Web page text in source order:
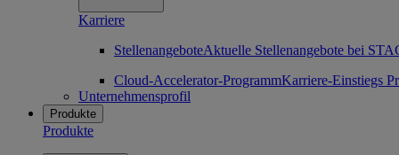
Karriere
StellenangeboteAktuelle Stellenangebote bei
Cloud-Accelerator-ProgrammKarriere-Einstiegs
Unternehmensprofil
Produkte
Produkte